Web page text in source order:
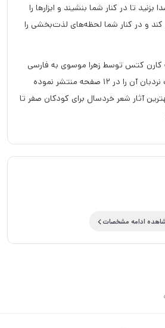
بزنید تا در کنار شما بنشیند و ابزارها را
کند و در کنار شما لحظه‌های لذت‌بخشی را
کارن کتس توسط زهرا موسوی به فارسی
برگردانده شده و انتشارات نردبان آن را در 12 صفحه منتشر نموده
آثار شعر خردسال برای کودکان صفر تا
ادامه مشخصات